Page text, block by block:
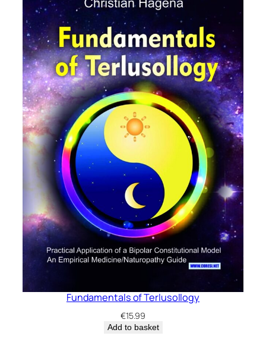
Fundamentals of Terlusollogy
€15.99
Add to basket